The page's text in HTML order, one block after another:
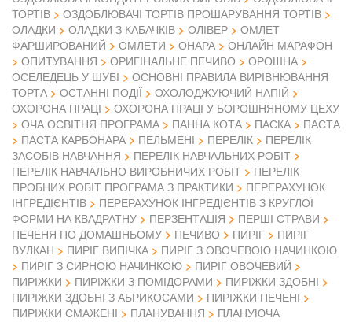
ТОРТІВ
ОЗДОБЛЮВАЧІ ТОРТІВ ПРОШАРУВАННЯ ТОРТІВ
ОЛАДКИ
ОЛАДКИ З КАБАЧКІВ ОЛІВЕР
ОМЛЕТ
ФАРШИРОВАНИЙ
ОМЛЕТИ ОНАРА
ОНЛАЙН МАРАФОН
ОПИТУВАННЯ
ОРИГІНАЛЬНЕ ПЕЧИВО
ОРОШНА
ОСЕЛЕДЕЦЬ У ШУБІ
ОСНОВНІ ПРАВИЛА ВИРІВНЮВАННЯ
ТОРТА
ОСТАННІ ПОДІЇ
ОХОЛОДЖУЮЧИЙ НАПІЙ
ОХОРОНА ПРАЦІ
ОХОРОНА ПРАЦІ У БОРОШНЯНОМУ ЦЕХУ
ОЧА ОСВІТНЯ ПРОГРАМА
ПАННА КОТА ПАСКА
ПАСТА
ПАСТА КАРБОНАРА
ПЕЛЬМЕНІ ПЕРЕЛІК
ПЕРЕЛІК
ЗАСОБІВ НАВЧАННЯ
ПЕРЕЛІК НАВЧАЛЬНИХ РОБІТ
ПЕРЕЛІК НАВЧАЛЬНО ВИРОБНИЧИХ РОБІТ
ПЕРЕЛІК
ПРОБНИХ РОБІТ ПРОГРАМА З ПРАКТИКИ
ПЕРЕРАХУНОК
ІНГРЕДІЄНТІВ
ПЕРЕРАХУНОК ІНГРЕДІЄНТІВ З КРУГЛОЇ
ФОРМИ НА КВАДРАТНУ
ПЕРЗЕНТАЦІЯ
ПЕРШІ СТРАВИ
ПЕЧЕНЯ ПО ДОМАШНЬОМУ
ПЕЧИВО ПИРІГ
ПИРІГ
ВУЛКАН
ПИРІГ ВИПІЧКА
ПИРІГ З ОВОЧЕВОЮ НАЧИНКОЮ
ПИРІГ З СИРНОЮ НАЧИНКОЮ
ПИРІГ ОВОЧЕВИЙ
ПИРІЖКИ
ПИРІЖКИ З ПОМІДОРАМИ
ПИРІЖКИ ЗДОБНІ
ПИРІЖКИ ЗДОБНІ З АБРИКОСАМИ
ПИРІЖКИ ПЕЧЕНІ
ПИРІЖКИ СМАЖЕНІ
ПЛАНУВАННЯ
ПЛАНУЮЧА